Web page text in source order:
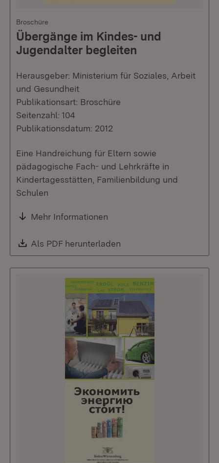
Broschüre
Übergänge im Kindes- und
Jugendalter begleiten
Herausgeber: Ministerium für Soziales, Arbeit
und Gesundheit
Publikationsart: Broschüre
Seitenzahl: 104
Publikationsdatum: 2012
Eine Handreichung für Eltern sowie
pädagogische Fach- und Lehrkräfte in
Kindertagesstätten, Familienbildung und
Schulen
Mehr Informationen
Download:
Als PDF herunterladen